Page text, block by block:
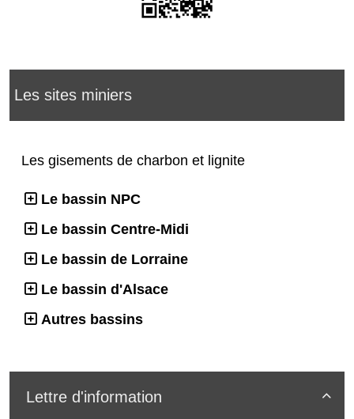
Les sites miniers
Les gisements de charbon et lignite
Le bassin NPC
Le bassin Centre-Midi
Le bassin de Lorraine
Le bassin d'Alsace
Autres bassins

Lettre d'information